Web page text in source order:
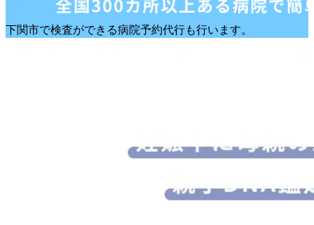
下関市で検査ができる病院予約代行も行います。